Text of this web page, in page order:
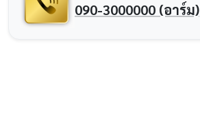
090-3000000 (อาร์ม)